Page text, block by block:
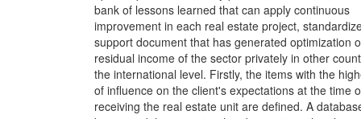
bank of lessons learned that can apply continuous
improvement in each real estate project,
support document that has generated optimization
residual income of the sector privately in other
the international level. Firstly, the items with the
of influence on the client's expectations at the time
receiving the real estate unit are defined. A